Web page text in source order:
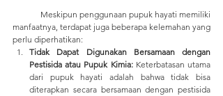
manfaatnya, terdapat juga beberapa kelemahan yang
perlu diperhatikan:
Tidak Dapat Digunakan Bersamaan dengan
Pestisida atau Pupuk Kimia: Keterbatasan utama
dari pupuk hayati adalah bahwa tidak bisa
diterapkan secara bersamaan dengan pestisida